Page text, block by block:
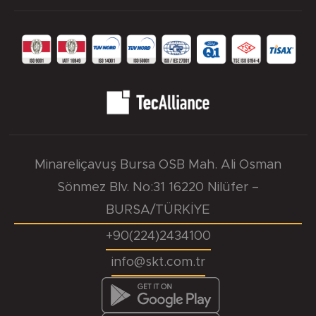
Minareliçavuş Bursa OSB Mah. Ali Osman
Sönmez Blv. No:31 16220 Nilüfer –
BURSA/TÜRKİYE
+90(224)2434100
info@skt.com.tr